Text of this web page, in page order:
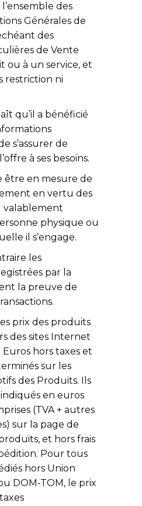
des
Générales de
des
de Vente
ou à un service, et
restriction ni
qu’il a bénéficié
s’assurer de
à ses besoins.
être en mesure de
en vertu des
valablement
physique ou
il s’engage.
les
par la
la preuve de
prix des produits
des sites Internet
hors taxes et
sur les
des Produits. Ils
en euros
(TVA + autres
sur la page de
et hors frais
Pour tous
hors Union
DOM-TOM, le prix